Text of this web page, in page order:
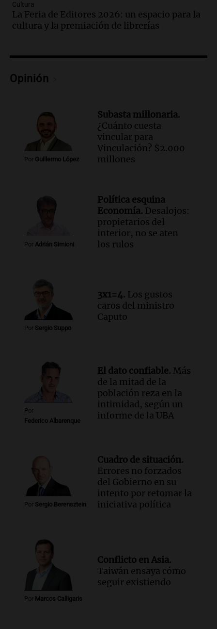
Audio.
Río Gallegos reporta frío extremo
y llega avión para escuelas de la décima
brigada aérea
como enfermedad laboral tras la muerte
Episodios
Audio.Aumento de tarifas de luz en San
Luis a partir de agosto por nueva
regulación de la energía
Panorama Federal
la población del país fue a templos a
buscar ayuda el último año”
La Argentina, hoy
Audio."Algo pasó al aterrizar": dudas
Episodios
Audio.
José Roccuzzo, cortes de carne y
compras de Antonella: bromas en
Rosario.
Ahora país
compras de Antonella: bromas en
Rosario.
Viva la Radio Rosario
Episodios
Audio.Luciano Cáceres llega a Córdoba a
presentar “Paraíso”, una obra que
Cultura
La Feria de Editores 2026: un espacio para la
cultura y la premiación de librerías
Opinión
Por Guillermo López
Subasta millonaria.
¿Cuánto cuesta
vincular para
Vinculación? $2.000
millones
Por Adrián Simioni
Política esquina
Economía. Desalojos:
propietarios del
interior, no se aten
los rulos
Por Sergio Suppo
3x1=4. Los gustos
caros del ministro
Caputo
Por
Federico Albarenque
El dato confiable. Más
de la mitad de la
población reza en la
intimidad, según un
informe de la UBA
Por Sergio Berensztein
Cuadro de situación.
Errores no forzados
del Gobierno en su
intento por retomar la
iniciativa política
Por Marcos Calligaris
Conflicto en Asia.
Taiwán ensaya cómo
seguir existiendo